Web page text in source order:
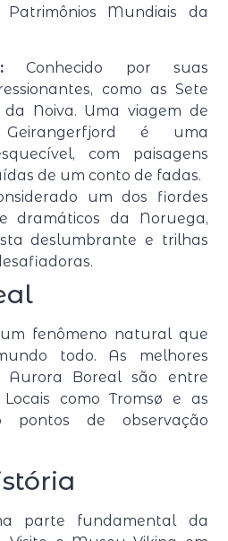
Mundiais da
Conhecido por suas
como as Sete
Noiva. Uma viagem de
é uma
com paisagens
de um conto de fadas.
um dos fiordes
dramáticos da Noruega,
deslumbrante e trilhas
fenômeno natural que
todo. As melhores
Boreal são entre
como Tromsø e as
pontos de observação
parte fundamental da